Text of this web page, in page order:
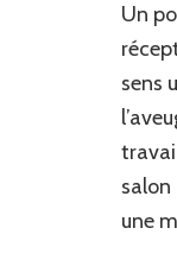
Un
sens
salon
une